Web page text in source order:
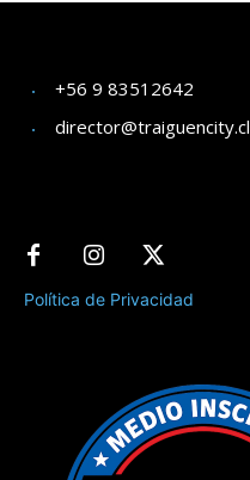
+56 9 83512642
director@traiguencity.cl
Política de Privacidad